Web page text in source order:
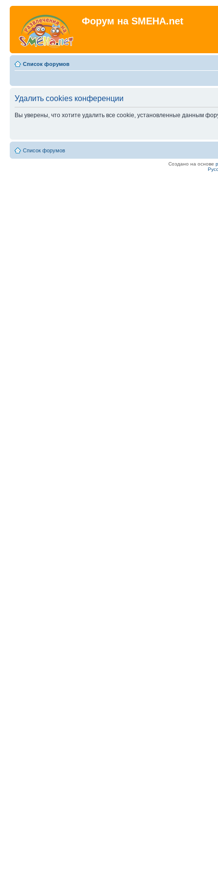
Форум на SMEHA.net
Список форумов
Удалить cookies конференции
Вы уверены, что хотите удалить все cookie, установленные данным
Список форумов
Создано на основе